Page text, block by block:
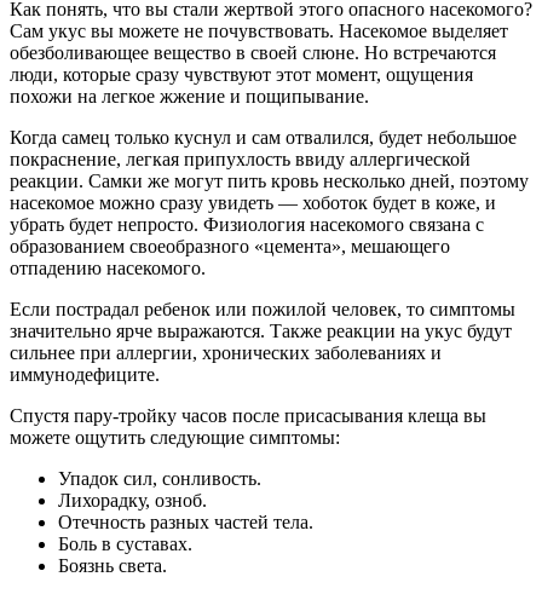
Как понять, что вы стали жертвой этого опасного насекомого?
Сам укус вы можете не почувствовать. Насекомое выделяет
обезболивающее вещество в своей слюне. Но встречаются
люди, которые сразу чувствуют этот момент, ощущения
похожи на легкое жжение и пощипывание.
Когда самец только куснул и сам отвалился, будет небольшое
покраснение, легкая припухлость ввиду аллергической
реакции. Самки же могут пить кровь несколько дней, поэтому
насекомое можно сразу увидеть — хоботок будет в коже, и
убрать будет непросто. Физиология насекомого связана с
образованием своеобразного «цемента», мешающего
отпадению насекомого.
Если пострадал ребенок или пожилой человек, то симптомы
значительно ярче выражаются. Также реакции на укус будут
сильнее при аллергии, хронических заболеваниях и
иммунодефиците.
Спустя пару-тройку часов после присасывания клеща вы
можете ощутить следующие симптомы:
Упадок сил, сонливость.
Лихорадку, озноб.
Отечность разных частей тела.
Боль в суставах.
Боязнь света.